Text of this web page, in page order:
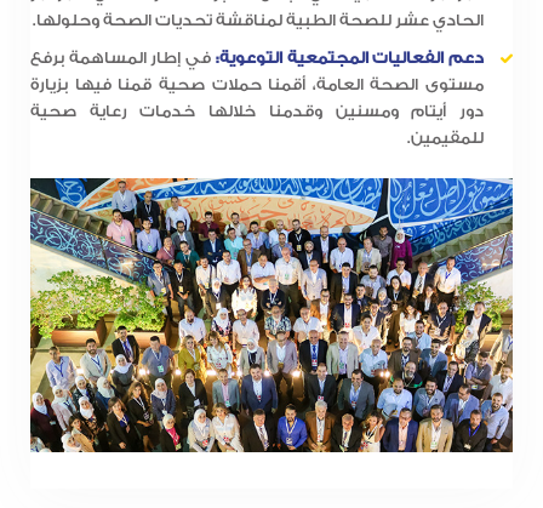
الحادي عشر للصحة الطبية لمناقشة تحديات الصحة وحلولها.
دعم الفعاليات المجتمعية التوعوية: في إطار المساهمة برفع
مستوى الصحة العامة، أقمنا حملات صحية قمنا فيها بزيارة
دور أيتام ومسنين وقدمنا خلالها خدمات رعاية صحية
للمقيمين.